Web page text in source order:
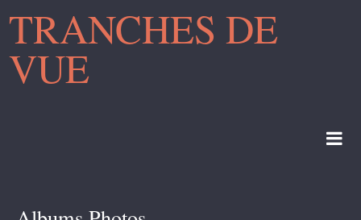
TRANCHES DE
VUE